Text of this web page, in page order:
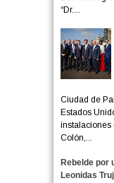
“Dr....
Ciudad de
Estados
instalaciones
Colón,...
Rebelde por
Leonidas